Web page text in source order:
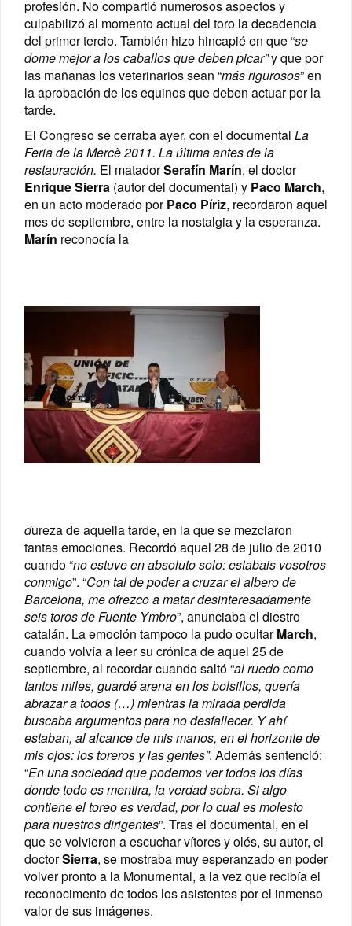
profesión. No compartió numerosos aspectos y
culpabilizó al momento actual del toro la decadencia
del primer tercio. También hizo hincapié en que “se
dome mejor a los caballos que deben picar”y que por
las mañanas los veterinarios sean “más rigurosos” en
la aprobación de los equinos que deben actuar por la
tarde.
El Congreso se cerraba ayer, con el documental La
Feria de la Mercè 2011. La última antes de la
restauración. El matadorSerafín Marín, el doctor
Enrique Sierra (autor del documental) y Paco March,
en un acto moderado porPaco Píriz, recordaron aquel
mes de septiembre, entre la nostalgia y la esperanza.
Marín reconocía la
dureza de aquella tarde, en la que se mezclaron
tantas emociones. Recordó aquel 28 de julio de 2010
cuando “no estuve en absoluto solo: estabais vosotros
conmigo”. “Con tal de poder a cruzar el albero de
Barcelona, me ofrezco a matar desinteresadamente
seis toros de Fuente Ymbro”, anunciaba el diestro
catalán. La emoción tampoco la pudo ocultarMarch,
cuando volvía a leer su crónica de aquel 25 de
septiembre, al recordar cuando saltó “al ruedo como
tantos miles, guardé arena en los bolsillos, quería
abrazar a todos (…) mientras la mirada perdida
buscaba argumentos para no desfallecer. Y ahí
estaban, al alcance de mis manos, en el horizonte de
mis ojos: los toreros y las gentes”. Además sentenció:
“En una sociedad que podemos ver todos los días
donde todo es mentira, la verdad sobra. Si algo
contiene el toreo es verdad, por lo cual es molesto
para nuestros dirigentes”. Tras el documental, en el
que se volvieron a escuchar vítores y olés, su autor, el
doctorSierra, se mostraba muy esperanzado en poder
volver pronto a la Monumental, a la vez que recibía el
reconocimento de todos los asistentes por el inmenso
valor de sus imágenes.